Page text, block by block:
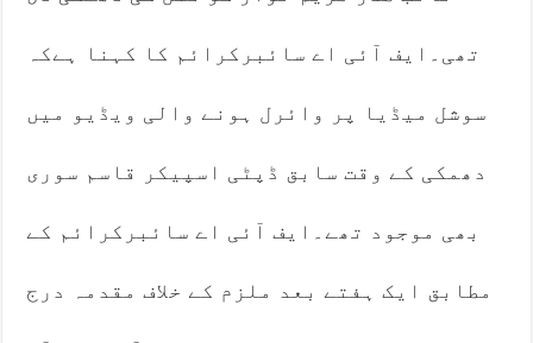
تھی۔ایف آئی اے سائبرکرائم کا کہنا ہےکہ
سوشل میڈیا پر وائرل ہونے والی ویڈیو میں
دھمکی کے وقت سابق ڈپٹی اسپیکر قاسم سوری
بھی موجود تھے۔ایف آئی اے سائبرکرائم کے
مطابق ایک ہفتے بعد ملزم کے خلاف مقدمہ درج